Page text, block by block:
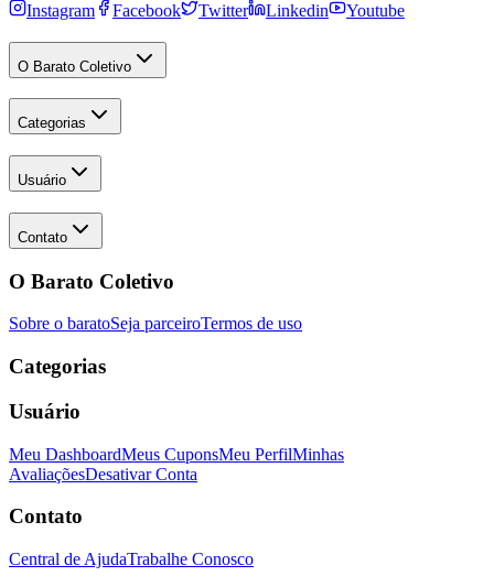
Instagram Facebook Twitter Linkedin Youtube
O Barato Coletivo
Categorias
Usuário
Contato
O Barato Coletivo
Sobre o baratoSeja parceiroTermos de uso
Categorias
Usuário
Meu DashboardMeus CuponsMeu PerfilMinhas
AvaliaçõesDesativar Conta
Contato
Central de AjudaTrabalhe Conosco